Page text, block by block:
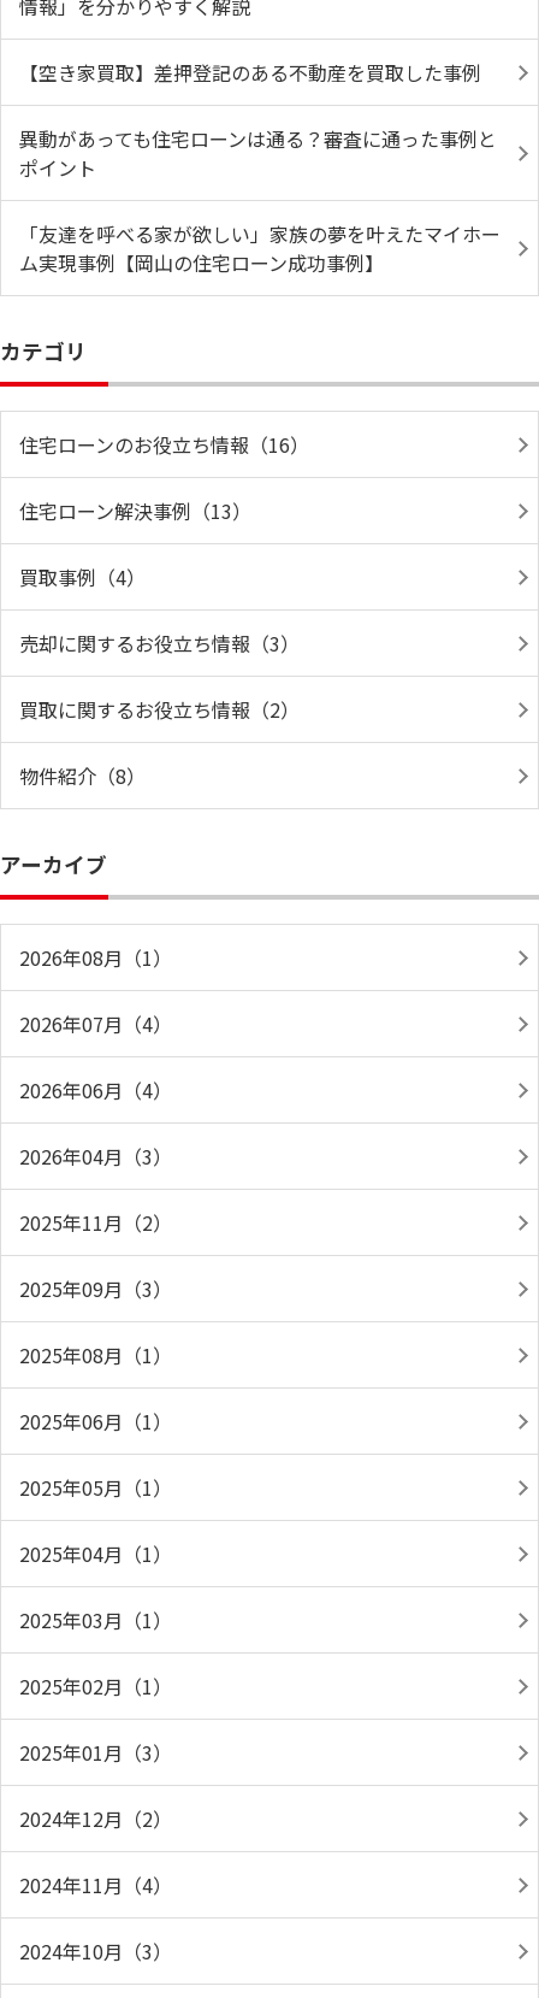
情報」を分かりやすく解説
【空き家買取】差押登記のある不動産を買取した事例
異動があっても住宅ローンは通る？審査に通った事例と
ポイント
「友達を呼べる家が欲しい」家族の夢を叶えたマイホー
ム実現事例【岡山の住宅ローン成功事例】
カテゴリ
住宅ローンのお役立ち情報（16）
住宅ローン解決事例（13）
買取事例（4）
売却に関するお役立ち情報（3）
買取に関するお役立ち情報（2）
物件紹介（8）
アーカイブ
2026年08月（1）
2026年07月（4）
2026年06月（4）
2026年04月（3）
2025年11月（2）
2025年09月（3）
2025年08月（1）
2025年06月（1）
2025年05月（1）
2025年04月（1）
2025年03月（1）
2025年02月（1）
2025年01月（3）
2024年12月（2）
2024年11月（4）
2024年10月（3）